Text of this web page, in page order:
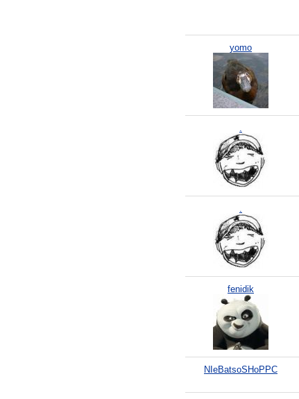
yomo
.
.
fenidik
NIeBatsoSHoPPC